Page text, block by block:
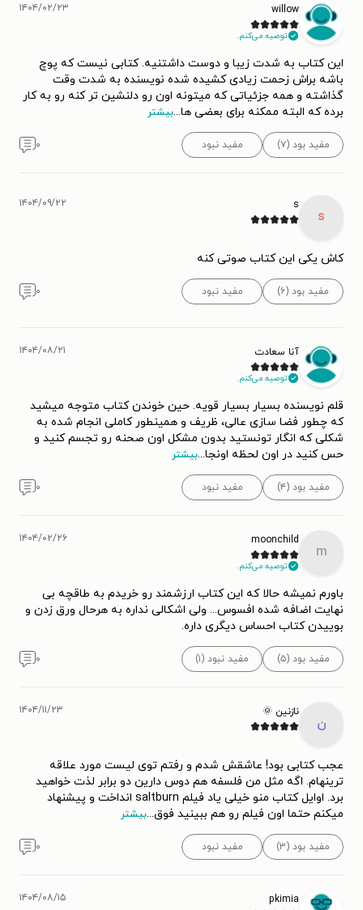
willow
توصیه می‌کنم.
۱۴۰۴/۰۲/۲۳
این کتاب به شدت زیبا و دوست داشتنیه. کتابی نیست که پوچ
باشه براش زحمت زیادی کشیده شده نویسنده به شدت وقت
گذاشته و همه جزئیاتی که میتونه اون رو دلنشین تر کنه رو به کار
برده که البته ممکنه برای بعضی ها...بیشتر
مفید بود (۷) مفید نبود ۰
s
s ۱۴۰۴/۰۹/۲۲
کاش یکی این کتاب صوتی کنه
مفید بود (۶) مفید نبود ۰
آنا سعادت
توصیه می‌کنم.
۱۴۰۴/۰۸/۲۱
قلم نویسنده بسیار بسیار قویه. حین خوندن کتاب متوجه میشید
که چطور فضا سازی عالی، ظریف و همینطور کاملی انجام شده به
شکلی که انگار تونستید بدون مشکل اون صحنه رو تجسم کنید و
حس کنید در اون لحظه اونجا...بیشتر
مفید بود (۴) مفید نبود ۰
m
moonchild
توصیه می‌کنم.
۱۴۰۴/۰۲/۲۶
باورم نمیشه حالا که این کتاب ارزشمند رو خریدم به طاقچه بی
نهایت اضافه شده افسوس... ولی اشکالی نداره به هرحال ورق زدن و
بوییدن کتاب احساس دیگری داره.
مفید بود (۵) مفید نبود (۱) ۰
ن
نازنین 🌞 ۱۴۰۴/۱۱/۲۳
عجب کتابی بود! عاشقش شدم و رفتم توی لیست مورد علاقه
ترینهام. اگه مثل من فلسفه هم دوس دارین دو برابر لذت خواهید
برد. اوایل کتاب منو خیلی یاد فیلم saltburn انداخت و پیشنهاد
میکنم حتما اون فیلم رو هم ببینید فوق...بیشتر
مفید بود (۳) مفید نبود ۰
pkimia ۱۴۰۴/۰۸/۱۵